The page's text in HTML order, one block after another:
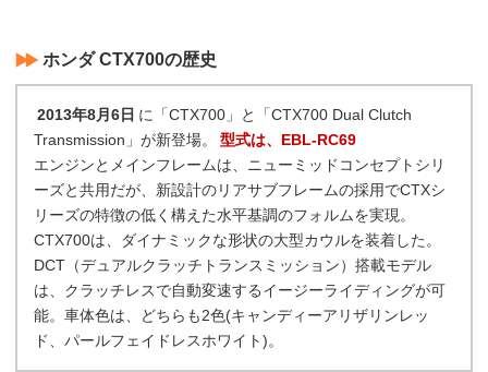
ホンダ CTX700の歴史
2013年8月6日 に「CTX700」と「CTX700 Dual Clutch
Transmission」が新登場。
型式は、EBL-RC69
エンジンとメインフレームは、ニューミッドコンセプトシリ
ーズと共用だが、新設計のリアサブフレームの採用でCTXシ
リーズの特徴の低く構えた水平基調のフォルムを実現。
CTX700は、ダイナミックな形状の大型カウルを装着した。
DCT（デュアルクラッチトランスミッション）搭載モデル
は、クラッチレスで自動変速するイージーライディングが可
能。車体色は、どちらも2色(キャンディーアリザリンレッ
ド、パールフェイドレスホワイト)。